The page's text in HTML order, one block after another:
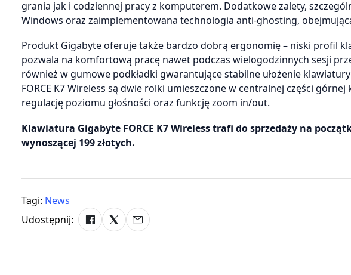
grania jak i codziennej pracy z komputerem. Dodatkowe zalety,
Windows oraz zaimplementowana technologia anti-ghosting,
Produkt Gigabyte oferuje także bardzo dobrą ergonomię – niski profil
pozwala na komfortową pracę nawet podczas wielogodzinnych sesji
również w gumowe podkładki gwarantujące stabilne ułożenie
FORCE K7 Wireless są dwie rolki umieszczone w centralnej części
regulację poziomu głośności oraz funkcję zoom in/out.
Klawiatura Gigabyte FORCE K7 Wireless trafi do sprzedaży na
wynoszącej 199 złotych.
Tagi: News
Udostępnij: